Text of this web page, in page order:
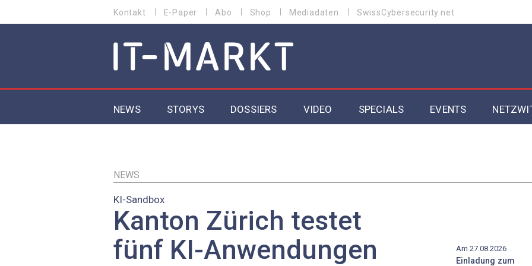
zum
MENU
Kontakt E-Paper Abo Shop Mediadaten SwissCybersecurity.net
MAIN NAVIGATION
NEWS STORYS DOSSIERS
EU-DSGVO
VIDEO SPECIALS EVENTS
NEWS
KI-Sandbox
Kanton Zürich testet
fünf KI-Anwendungen
Am 27.08.2026
Einladung zum